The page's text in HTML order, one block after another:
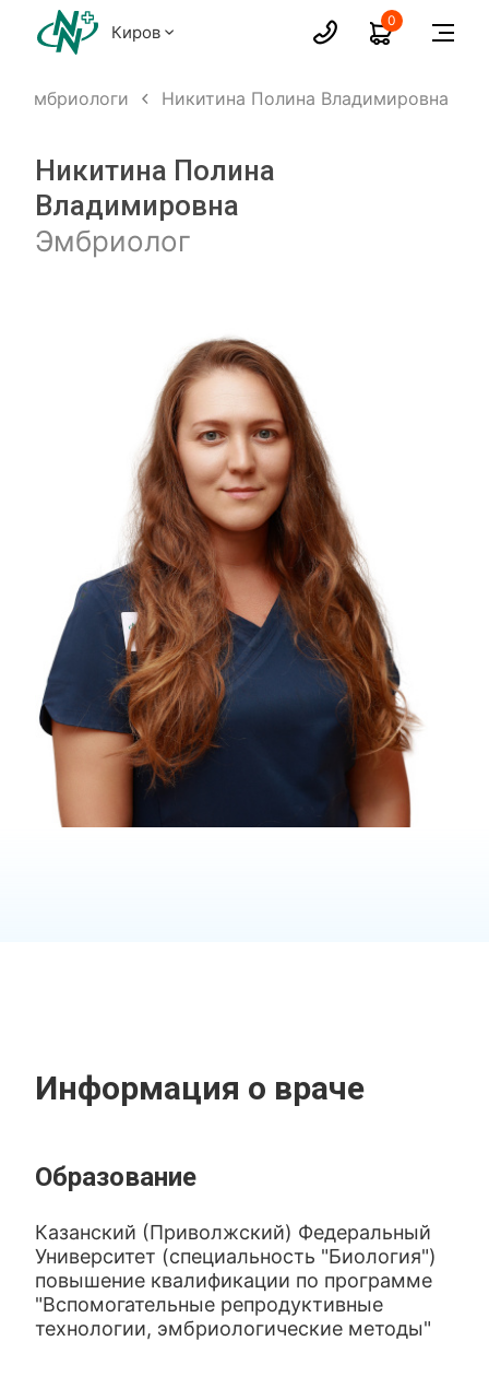
Киров
0
Эмбриологи Никитина Полина Владимировна
Никитина Полина
Владимировна
Эмбриолог
Информация о враче
Образование
Казанский (Приволжский) Федеральный
Университет (специальность "Биология")
повышение квалификации по программе
"Вспомогательные репродуктивные
технологии, эмбриологические методы"